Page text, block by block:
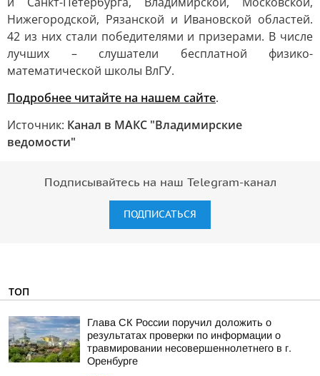
Нижегородской, Рязанской и Ивановской областей.
42 из них стали победителями и призерами. В числе
лучших – слушатели бесплатной физико-
математической школы ВлГУ.
Подробнее читайте на нашем сайте.
Источник: Канал в МАКС "Владимирские
ведомости"
Подписывайтесь на наш Telegram-канал
ПОДПИСАТЬСЯ
ТОП
Глава СК России поручил доложить о
результатах проверки по информации о
травмировании несовершеннолетнего в г.
Оренбурге